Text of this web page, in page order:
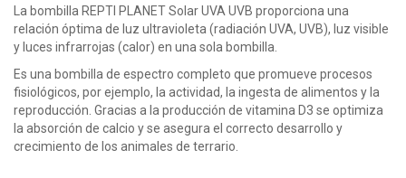
La bombilla REPTI PLANET Solar UVA UVB proporciona una
relación óptima de luz ultravioleta (radiación UVA, UVB), luz visible
y luces infrarrojas (calor) en una sola bombilla.
Es una bombilla de espectro completo que promueve procesos
fisiológicos, por ejemplo, la actividad, la ingesta de alimentos y la
reproducción. Gracias a la producción de vitamina D3 se optimiza
la absorción de calcio y se asegura el correcto desarrollo y
crecimiento de los animales de terrario.